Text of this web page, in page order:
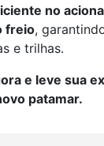
no
freio,
e trilhas.
e leve sua
patamar.